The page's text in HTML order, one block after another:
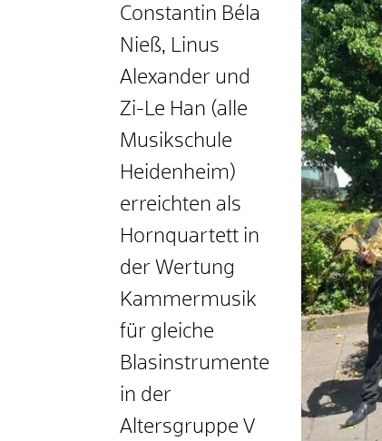
Constantin Béla
Nieß, Linus
Alexander und
Zi-Le Han (alle
Musikschule
Heidenheim)
erreichten als
Hornquartett in
der Wertung
Kammermusik
für gleiche
Blasinstrumente
in der
Altersgruppe V